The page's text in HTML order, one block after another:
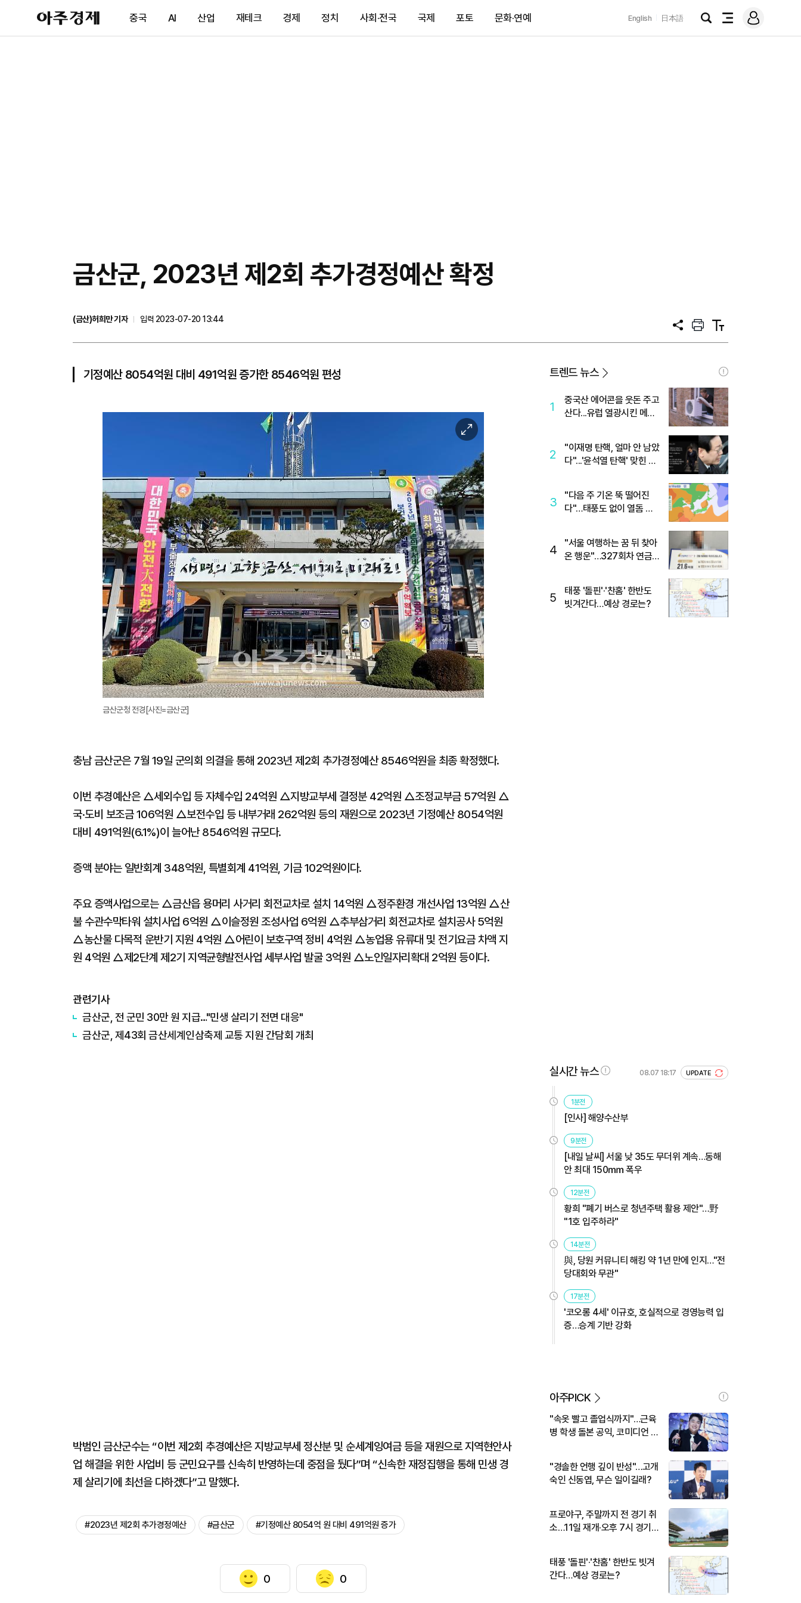
아
주
제
중국 AI 산업 재테크 경제 정치 사회·전국 국제 포토 문화·연예 English 日本語
검
전
메
그
금산군, 2023년 제2회 추가경정예산 확정
(금산)허희만 기자
입력 2023-07-20 13:44
공
프
트
텍
트
기정예산 8054억원 대비 491억원 증가한 8546억원 편성
이
미
확
대
금산군청 전경[사진=금산군]
충남 금산군은 7월 19일 군의회 의결을 통해 2023년 제2회 추가경정예산 8546억원을 최종 확정했다.
이번 추경예산은 △세외수입 등 자체수입 24억원 △지방교부세 결정분 42억원 △조정교부금 57억원 △
국·도비 보조금 106억원 △보전수입 등 내부거래 262억원 등의 재원으로 2023년 기정예산 8054억원
대비 491억원(6.1%)이 늘어난 8546억원 규모다.
증액 분야는 일반회계 348억원, 특별회계 41억원, 기금 102억원이다.
주요 증액사업으로는 △금산읍 용머리 사거리 회전교차로 설치 14억원 △정주환경 개선사업 13억원 △산
불 수관수막타워 설치사업 6억원 △이슬정원 조성사업 6억원 △추부삼거리 회전교차로 설치공사 5억원
△농산물 다목적 운반기 지원 4억원 △어린이 보호구역 정비 4억원 △농업용 유류대 및 전기요금 차액 지
원 4억원 △제2단계 제2기 지역균형발전사업 세부사업 발굴 3억원 △노인일자리확대 2억원 등이다.
관련기사
금산군, 전 군민 30만 원 지급…"민생 살리기 전면 대응"
금산군, 제43회 금산세계인삼축제 교통 지원 간담회 개최
박범인 금산군수는 “이번 제2회 추경예산은 지방교부세 정산분 및 순세계잉여금 등을 재원으로 지역현안사
업 해결을 위한 사업비 등 군민요구를 신속히 반영하는데 중점을 뒀다”며 “신속한 재정집행을 통해 민생 경
제 살리기에 최선을 다하겠다”고 말했다.
#2023년 제2회 추가경정예산 #금산군 #기정예산 8054억 원 대비 491억원 증가
0 0
트렌드 뉴스
1
중국산 에어콘을 웃돈 주고
산다...유럽 열광시킨 메이
2
"이재명 탄핵, 얼마 안 남았
다"...'윤석열 탄핵' 맞힌 무
3
"다음 주 기온 뚝 떨어진
다"…태풍도 없이 열돔 박
4
"서울 여행하는 꿈 뒤 찾아
온 행운"…327회차 연금
5
태풍 '돌핀'·'찬홈' 한반도
빗겨간다…예상 경로는?
실시간 뉴스 08.07 18:17 UPDATE
1분전
[인사] 해양수산부
9분전
[내일 날씨] 서울 낮 35도 무더위 계속…동해
안 최대 150㎜ 폭우
12분전
황희 "폐기 버스로 청년주택 활용 제안"…野
"1호 입주하라"
14분전
與, 당원 커뮤니티 해킹 약 1년 만에 인지…"전
당대회와 무관"
17분전
'코오롱 4세' 이규호, 호실적으로 경영능력 입
증…승계 기반 강화
아주PICK
"속옷 빨고 졸업식까지"…근육
병 학생 돌본 공익, 코미디언 김
"경솔한 언행 깊이 반성"…고개
숙인 신동엽, 무슨 일이길래?
프로야구, 주말까지 전 경기 취
소…11일 재개·오후 7시 경기
태풍 '돌핀'·'찬홈' 한반도 빗겨
간다…예상 경로는?